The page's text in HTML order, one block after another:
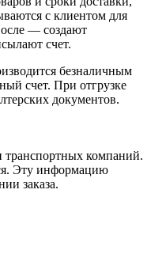
с клиентом для
— создают
счет.
безналичным
счет. При отгрузке
документов.
транспортных компаний.
Эту информацию
заказа.